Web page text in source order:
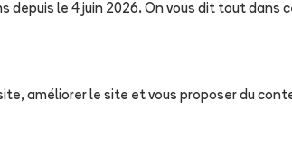
depuis le 4 juin 2026. On vous dit tout dans
améliorer le site et vous proposer du